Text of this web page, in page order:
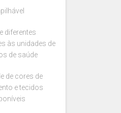
diferentes
às unidades de
de saúde
de cores de
e tecidos